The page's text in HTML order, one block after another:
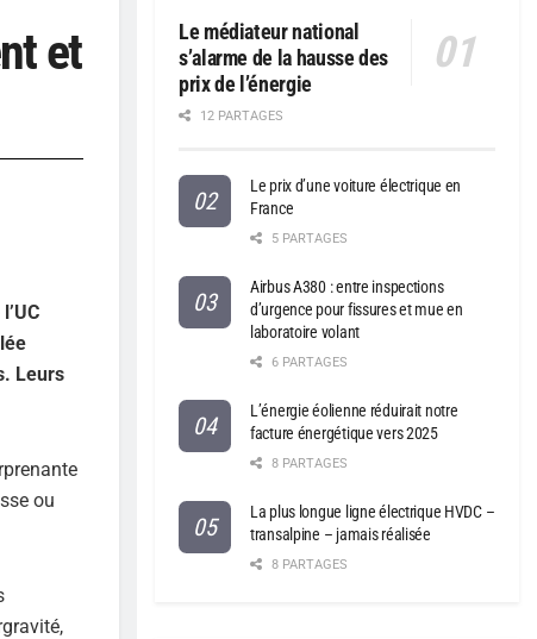
et
Leurs
ou
Le médiateur national
s’alarme de la hausse des
prix de l’énergie
12 PARTAGES
Le prix d’une voiture électrique en
France
5 PARTAGES
Airbus A380 : entre inspections
d’urgence pour fissures et mue en
laboratoire volant
6 PARTAGES
L’énergie éolienne réduirait notre
facture énergétique vers 2025
8 PARTAGES
La plus longue ligne électrique HVDC –
transalpine – jamais réalisée
8 PARTAGES